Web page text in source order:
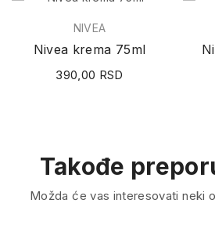
NIVEA
Nivea krema 75ml
390,00 RSD
Takođe
Možda će vas interesovati neki